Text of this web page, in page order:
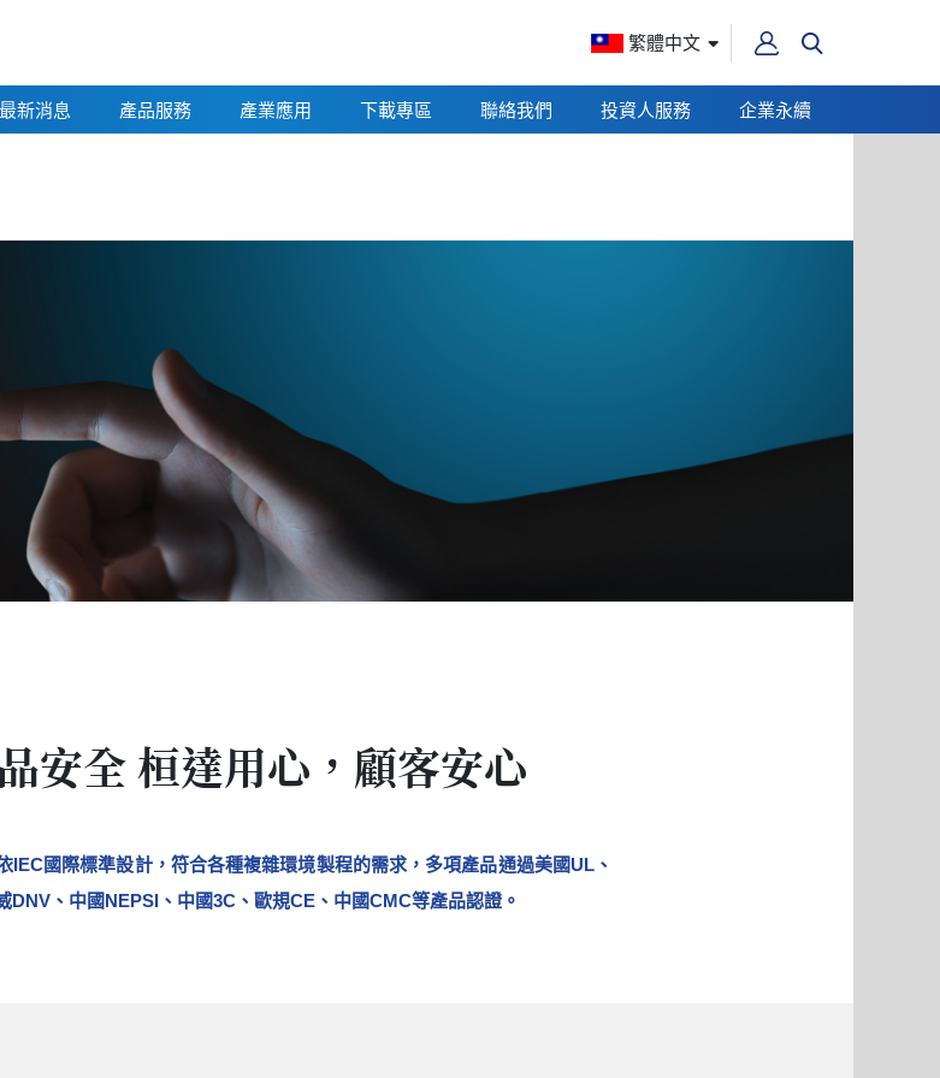
繁體中文
最新消息 產品服務 產業應用 下載專區 聯絡我們 投資人服務
企業永續
安全 桓達用心，顧客安心
IEC國際標準設計，符合各種複雜環境製程的需求，多項產品通過美國UL、
、中國NEPSI、中國3C、歐規CE、中國CMC等產品認證。